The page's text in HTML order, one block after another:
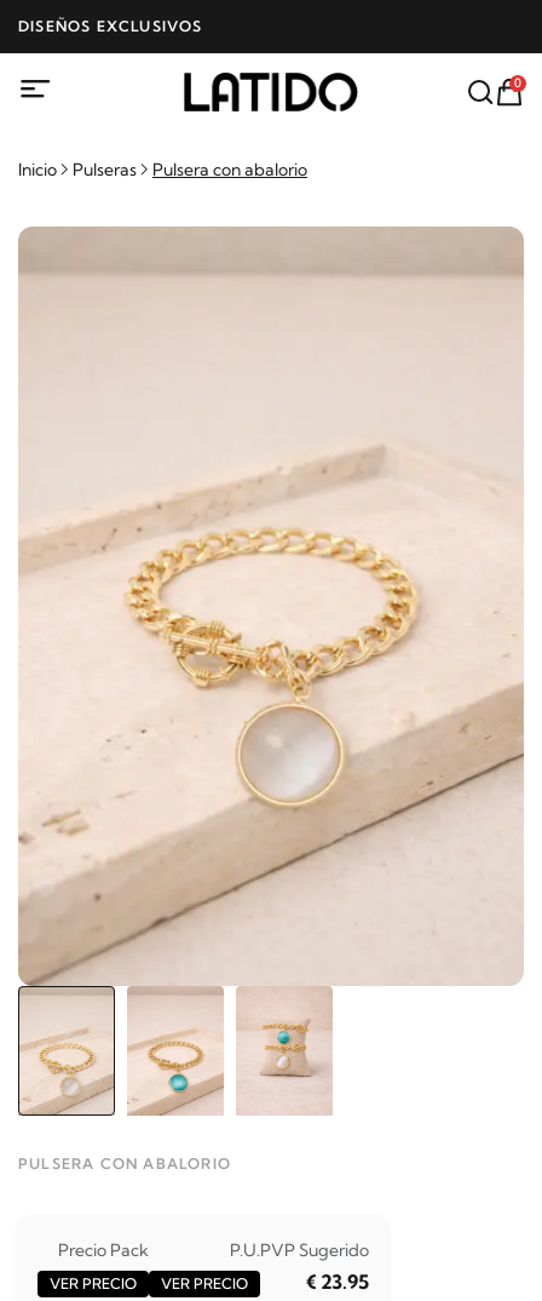
DISEÑOS EXCLUSIVOS
0
Inicio Pulseras Pulsera con abalorio
PULSERA CON ABALORIO
Precio Pack
VER PRECIO
P.U.
VER PRECIO
PVP Sugerido
€ 23.95